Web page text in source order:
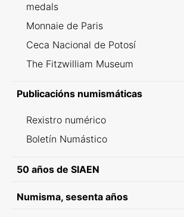
medals
Monnaie de Paris
Ceca Nacional de Potosí
The Fitzwilliam Museum
Publicacións numismáticas
Rexistro numérico
Boletín Numástico
50 años de SIAEN
Numisma, sesenta años